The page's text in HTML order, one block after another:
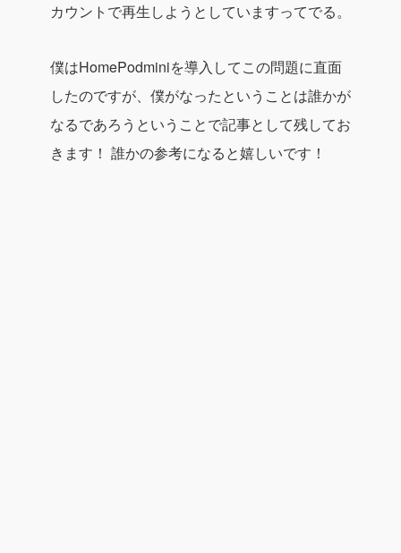
カウントで再生しようとしていますってでる。
僕はHomePodminiを導入してこの問題に直面
したのですが、僕がなったということは誰かが
なるであろうということで記事として残してお
きます！ 誰かの参考になると嬉しいです！